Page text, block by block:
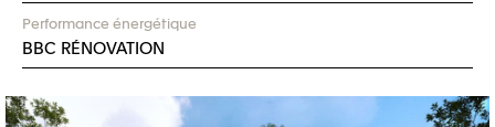
Performance énergétique
BBC RÉNOVATION